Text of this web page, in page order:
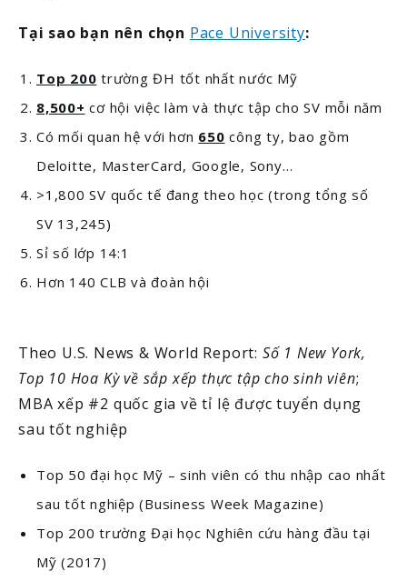
Tại sao bạn nên chọn Pace University:
Top 200 trường ĐH tốt nhất nước Mỹ
8,500+ cơ hội việc làm và thực tập cho SV mỗi năm
Có mối quan hệ với hơn 650 công ty, bao gồm
Deloitte, MasterCard, Google, Sony…
>1,800 SV quốc tế đang theo học (trong tổng số
SV 13,245)
Sỉ số lớp 14:1
Hơn 140 CLB và đoàn hội
Theo U.S. News & World Report: Số 1 New York,
Top 10 Hoa Kỳ về sắp xếp thực tập cho sinh viên;
MBA xếp #2 quốc gia về tỉ lệ được tuyển dụng
sau tốt nghiệp
Top 50 đại học Mỹ – sinh viên có thu nhập cao nhất
sau tốt nghiệp (Business Week Magazine)
Top 200 trường Đại học Nghiên cứu hàng đầu tại
Mỹ (2017)